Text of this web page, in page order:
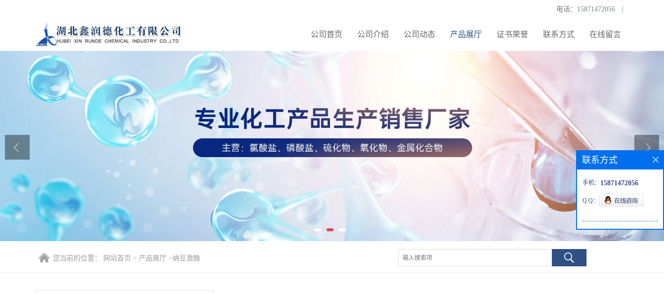
电话： 15871472056
公司首页 公司介绍 公司动态 产品展厅 证书荣誉 联系方式 在线留言
公司介绍
公司动态
产品展厅
联系方式
您当前的位置： 网站首页 > 产品展厅 >纳豆激酶
联系方式
手机： 15871472056
Q Q：